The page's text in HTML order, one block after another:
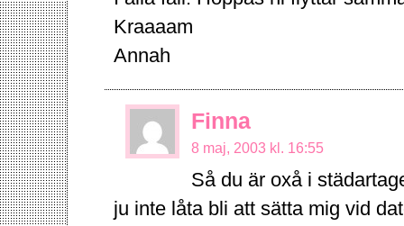
Kraaaam
Annah
Finna
8 maj, 2003 kl. 16:55
Så du är oxå i
ju inte låta bli att sätta mig vid